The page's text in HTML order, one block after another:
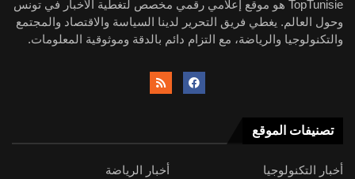
TopTunisie هو موقع إعلامي رقمي مخصص لتغطية الأخبار في تونس
وحول العالم. يغطي فريق التحرير لدينا السياسة والاقتصاد والمجتمع
والتكنولوجيا والرياضة، مع التزام دائم بالدقة وموثوقية المعلومات.
تصنيفات الموقع
أخبار التكنولوجيا
أخبار الرياضة